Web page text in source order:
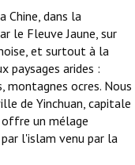
Chine, dans la
le Fleuve Jaune, sur
et surtout à la
paysages arides :
montagnes ocres. Nous
de Yinchuan, capitale
un mélage
l'islam venu par la